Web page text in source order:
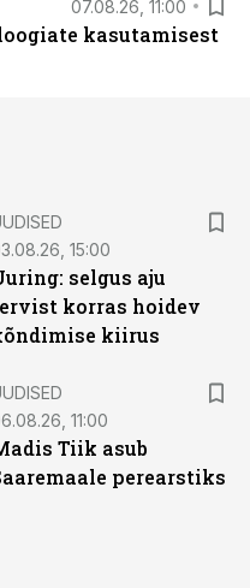
07.08.26, 11:00
kasutamisest
15:00
selgus aju
korras hoidev
kiirus
11:00
Tiik asub
perearstiks